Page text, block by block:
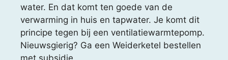
water. En dat komt ten goede van de
verwarming in huis en tapwater. Je komt dit
principe tegen bij een ventilatiewarmtepomp.
Nieuwsgierig? Ga een Weiderketel bestellen
met subsidie.